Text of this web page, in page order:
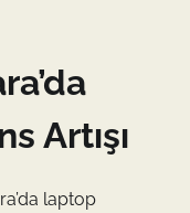
Artışı
laptop